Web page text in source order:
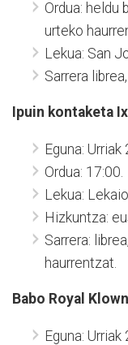
Ordua: heldu
urteko
Lekua: San
Sarrera
Ipuin kontaketa
Eguna: Urriak
Ordua: 17:00.
Lekua:
Hizkuntza:
Sarrera:
haurrentzat.
Babo Royal
Eguna: Urriak